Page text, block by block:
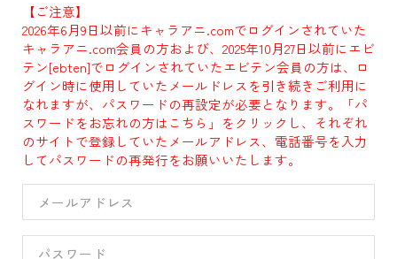
【ご注意】
2026年6月9日以前にキャラアニ.comでログインされていた
キャラアニ.com会員の方および、2025年10月27日以前にエビ
テン[ebten]でログインされていたエビテン会員の方は、ロ
グイン時に使用していたメールドレスを引き続きご利用に
なれますが、パスワードの再設定が必要となります。「パ
スワードをお忘れの方はこちら」をクリックし、それぞれ
のサイトで登録していたメールアドレス、電話番号を入力
してパスワードの再発行をお願いいたします。